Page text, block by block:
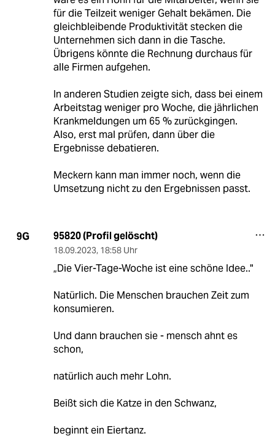
für die Teilzeit weniger Gehalt bekämen. Die
gleichbleibende Produktivität stecken die
Unternehmen sich dann in die Tasche.
Übrigens könnte die Rechnung durchaus für
alle Firmen aufgehen.
In anderen Studien zeigte sich, dass bei einem
Arbeitstag weniger pro Woche, die jährlichen
Krankmeldungen um 65 % zurückgingen.
Also, erst mal prüfen, dann über die
Ergebnisse debatieren.
Meckern kann man immer noch, wenn die
Umsetzung nicht zu den Ergebnissen passt.
9G 95820 (Profil gelöscht)
18.09.2023, 18:58 Uhr
„Die Vier-Tage-Woche ist eine schöne Idee.."
Natürlich. Die Menschen brauchen Zeit zum
konsumieren.
Und dann brauchen sie - mensch ahnt es
schon,
natürlich auch mehr Lohn.
Beißt sich die Katze in den Schwanz,
beginnt ein Eiertanz.